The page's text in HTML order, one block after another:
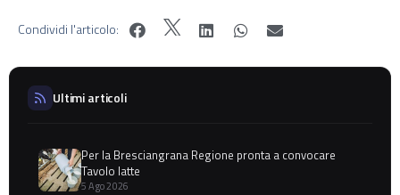
Condividi l'articolo:
Ultimi articoli
Per la Bresciangrana Regione pronta a convocare
Tavolo latte
5 Ago 2026